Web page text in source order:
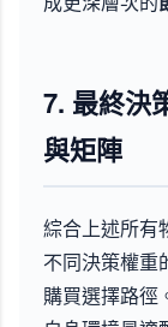
7. 最終決
與矩陣
綜合上述所有
不同決策權重
購買選擇路徑